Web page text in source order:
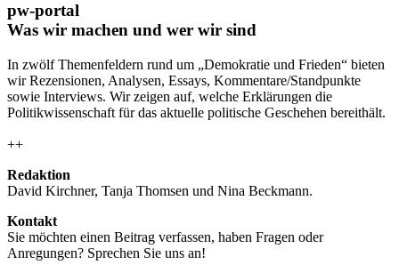
pw-portal
Was wir machen und wer wir sind
In zwölf Themenfeldern rund um „Demokratie und Frieden“ bieten
wir Rezensionen, Analysen, Essays, Kommentare/Standpunkte
sowie Interviews. Wir zeigen auf, welche Erklärungen die
Politikwissenschaft für das aktuelle politische Geschehen bereithält.
++
Redaktion
David Kirchner, Tanja Thomsen und Nina Beckmann.
Kontakt
Sie möchten einen Beitrag verfassen, haben Fragen oder
Anregungen? Sprechen Sie uns an!